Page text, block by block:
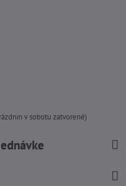
v sobotu zatvorené)